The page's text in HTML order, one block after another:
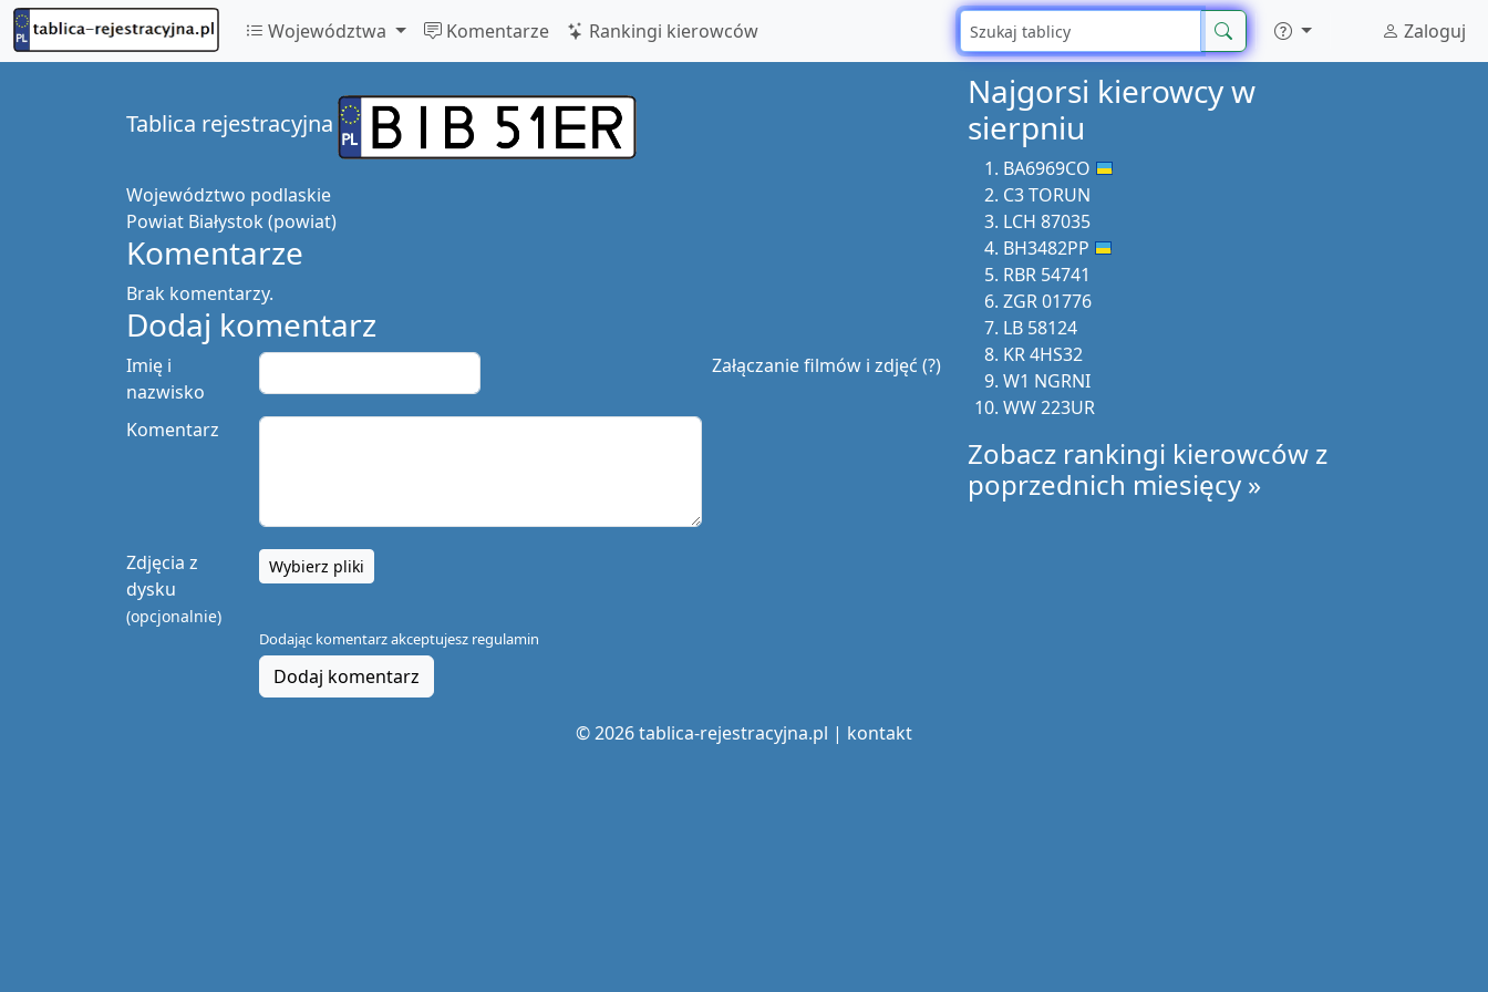
Województwa Komentarze Rankingi kierowców Zaloguj
Tablica rejestracyjna
Województwo podlaskie
Powiat Białystok (powiat)
Komentarze
Brak komentarzy.
Dodaj komentarz
Załączanie filmów i zdjęć (?)
Imię i
nazwisko
Komentarz
Zdjęcia z
dysku
(opcjonalnie)
Wybierz pliki
Dodając komentarz akceptujesz regulamin
Dodaj komentarz
Najgorsi kierowcy w
sierpniu
BA6969CO
C3 TORUN
LCH 87035
BH3482PP
RBR 54741
ZGR 01776
LB 58124
KR 4HS32
W1 NGRNI
WW 223UR
Zobacz rankingi kierowców z
poprzednich miesięcy »
© 2026 tablica-rejestracyjna.pl | kontakt